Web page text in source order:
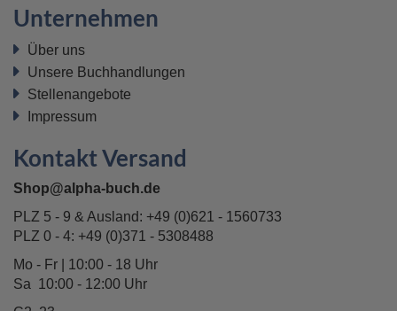
Unternehmen
Über uns
Unsere Buchhandlungen
Stellenangebote
Impressum
Kontakt Versand
Shop@alpha-buch.de
PLZ 5 - 9 & Ausland: +49 (0)621 - 1560733
PLZ 0 - 4: +49 (0)371 - 5308488
Mo - Fr | 10:00 - 18 Uhr
Sa 10:00 - 12:00 Uhr